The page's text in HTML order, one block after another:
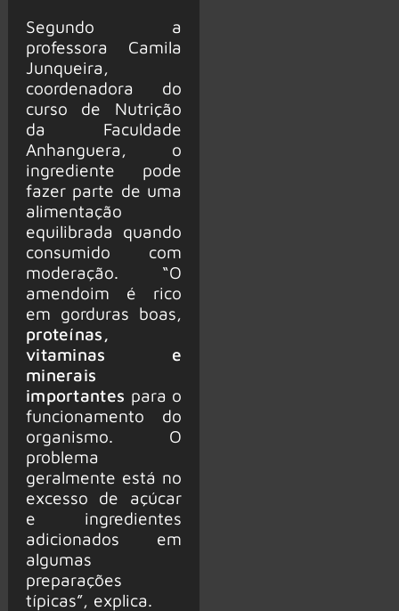
Segundo a
professora Camila
Junqueira,
coordenadora do
curso de Nutrição
da Faculdade
Anhanguera, o
ingrediente pode
fazer parte de uma
alimentação
equilibrada quando
consumido com
moderação. “O
amendoim é rico
em gorduras boas,
proteínas,
vitaminas e
minerais
importantes para o
funcionamento do
organismo. O
problema
geralmente está no
excesso de açúcar
e ingredientes
adicionados em
algumas
preparações
típicas”, explica.